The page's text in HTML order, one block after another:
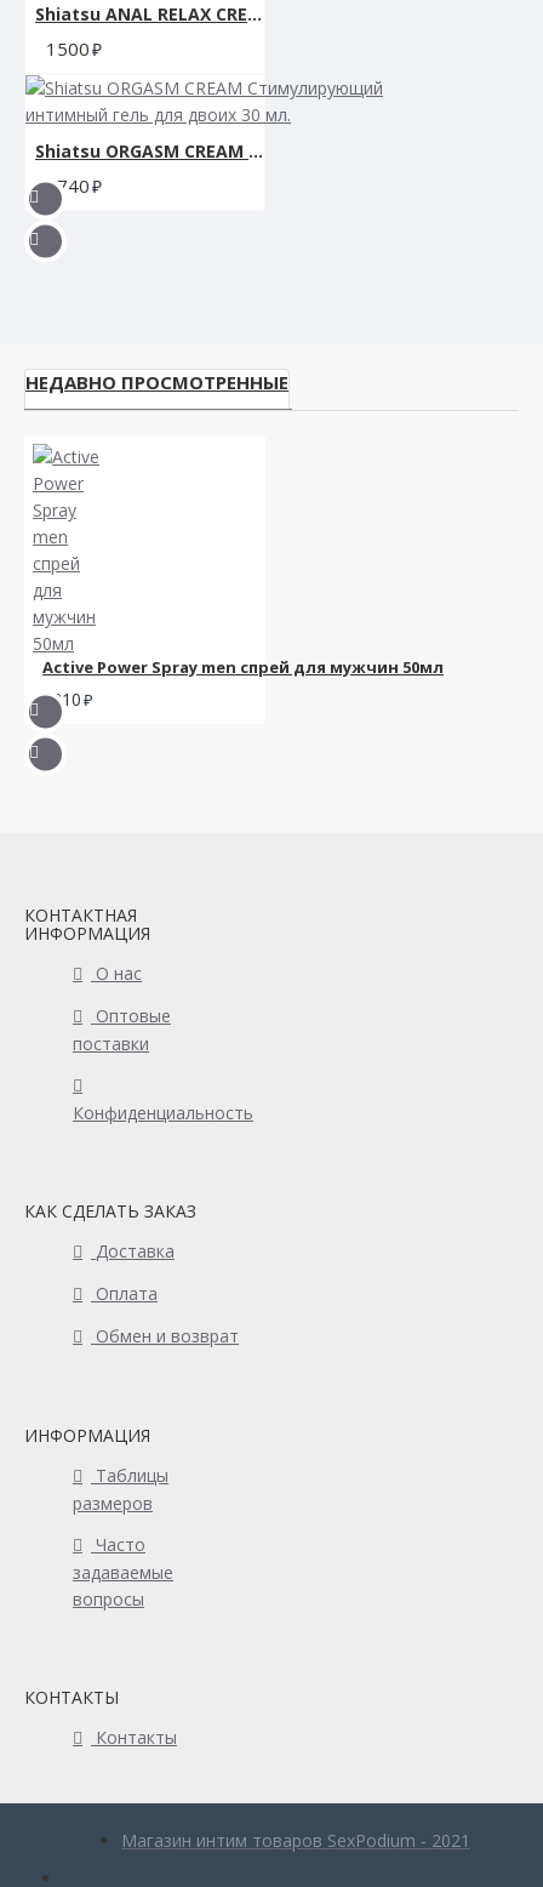
Shiatsu ANAL RELAX CREAM unisex for beginners Интимный крем 50 мл.
1500
Shiatsu ORGASM CREAM Стимулирующий интимный гель для двоих 30 мл.
1740
НЕДАВНО ПРОСМОТРЕННЫЕ
Active Power Spray men спрей для мужчин 50мл
1210
КОНТАКТНАЯ
ИНФОРМАЦИЯ
О нас
Оптовые
поставки
Конфиденциальность
КАК СДЕЛАТЬ ЗАКАЗ
Доставка
Оплата
Обмен и возврат
ИНФОРМАЦИЯ
Таблицы
размеров
Часто
задаваемые
вопросы
КОНТАКТЫ
Контакты
Магазин интим товаров SexPodium - 2021